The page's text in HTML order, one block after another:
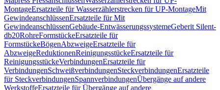
MontageErsatzteile für Wasserzählerstrecken für UP-MontageMit
GewindeanschlüssenErsatzteile für Mit
GewindeanschlüssenGebäude-EntwässerungssystemeGeberit Silent-
db20RohreFormstückeErsatzteile für
FormstückeBögenAbzweigeErsatzteile für
AbzweigeReduktionenReinigungsstückeErsatzteile für
ReinigungsstückeVerbindungenErsatzteile für
VerbindungenSchweißverbindungenSteckverbindungenErsatzteile
für SteckverbindungenSpannverbindungenÜbergänge auf andere
WerkstoffeErsatzteile für Übergänge auf andere